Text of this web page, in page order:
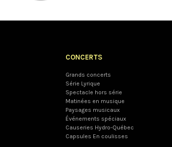
CONCERTS
Grands concerts
Série Lyrique
Spectacle hors série
Matinées en musique
Paysages musicaux
Événements spéciaux
Causeries Hydro-Québec
Capsules En coulisses